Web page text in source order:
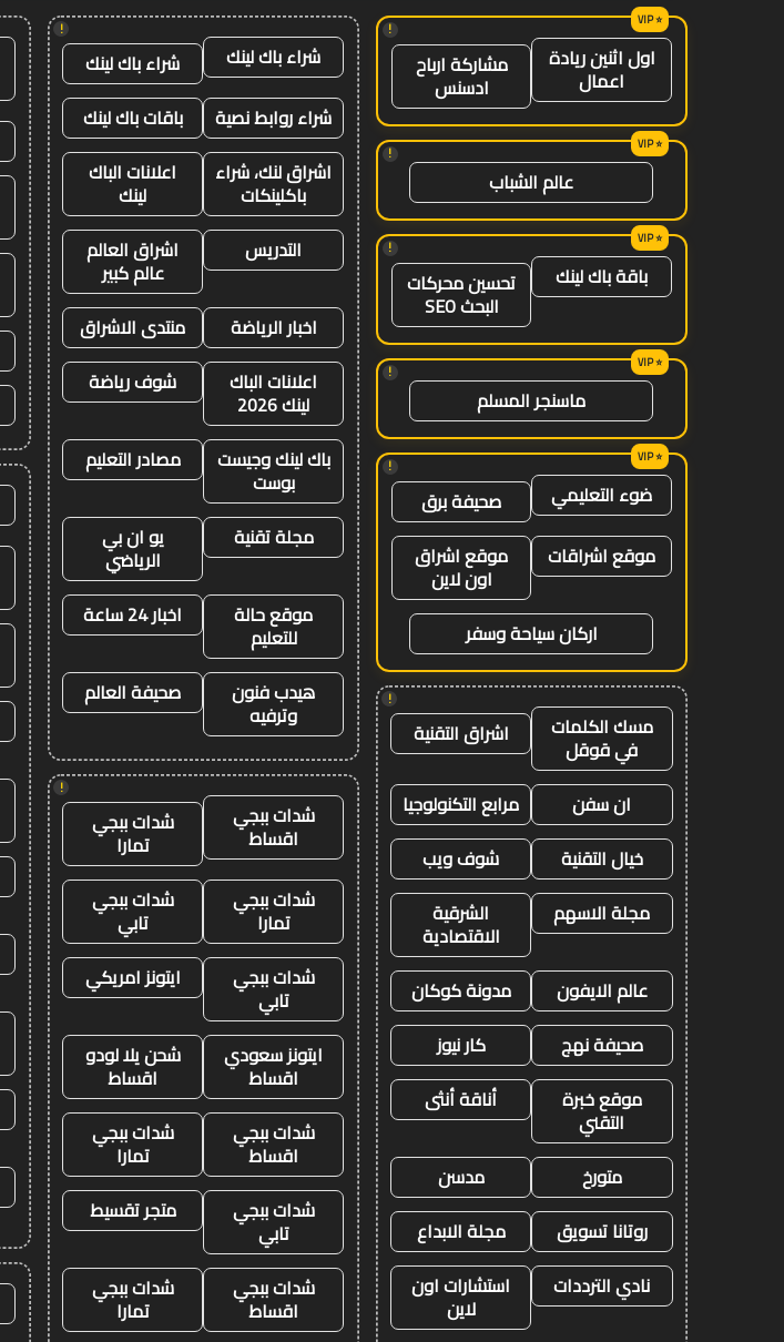
!
اول اثنين ريادة
اعمال مشاركة ارباح
ادسنس
!
عالم الشباب
!
باقة باك لينك تحسين محركات
البحث SEO
!
ماسنجر المسلم
!
ضوء التعليمي
صحيفة برق
موقع اشراقات
موقع اشراق
اون لاين
اركان سياحة وسفر
!
مسك الكلمات
في قوقل اشراق التقنية
ان سفن
مرابع التكنولوجيا
خيال التقنية
شوف ويب
مجلة الاسهم
الشرقية
الاقتصادية
عالم الايفون
مدونة كوكان
صحيفة نهج
كار نيوز
موقع خبرة
التقني
أناقة أنثى
متورخ
مدسن
روتانا تسويق
مجلة الابداع
نادي الترددات
استشارات اون
لاين
!
شراء باك لينك
شراء باك لينك
شراء روابط نصية
باقات باك لينك
اشراق لنك، شراء
باكلينكات
اعلانات الباك
لينك
التدريس
اشراق العالم
عالم كبير
اخبار الرياضة
منتدى الاشراق
اعلانات الباك
لينك 2026
شوف رياضة
باك لينك وجيست
بوست
مصادر التعليم
مجلة تقنية يو ان بي
الرياضي
موقع حالة
للتعليم
اخبار 24 ساعة
هيدب فنون
وترفيه
صحيفة العالم
!
شدات ببجي
اقساط شدات ببجي
تمارا
شدات ببجي
تمارا
شدات ببجي
تابي
شدات ببجي
تابي
ايتونز امريكي
ايتونز سعودي
اقساط
شحن يلا لودو
اقساط
شدات ببجي
اقساط
شدات ببجي
تمارا
شدات ببجي
تابي
متجر تقسيط
شدات ببجي
اقساط
شدات ببجي
تمارا